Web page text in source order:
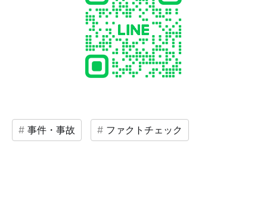
事件・事故 ファクトチェック